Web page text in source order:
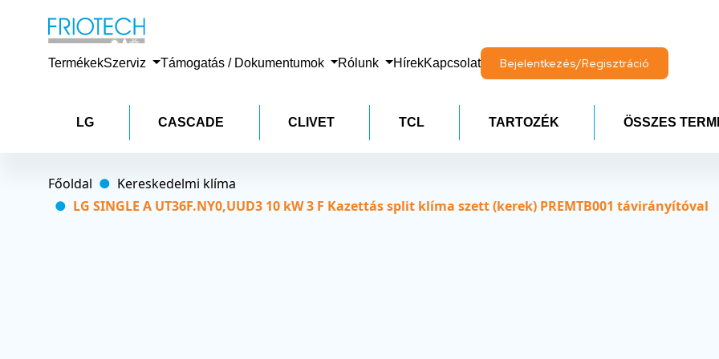
TermékekSzerviz Támogatás / Dokumentumok Rólunk HírekKapcsolat Bejelentkezés/Regisztráció
LG CASCADE CLIVET TCL TARTOZÉK ÖSSZES
Főoldal
Kereskedelmi klíma
LG SINGLE A UT36F.NY0,UUD3 10 kW 3 F Kazettás split klíma szett (kerek) PREMTB001 távirányítóval